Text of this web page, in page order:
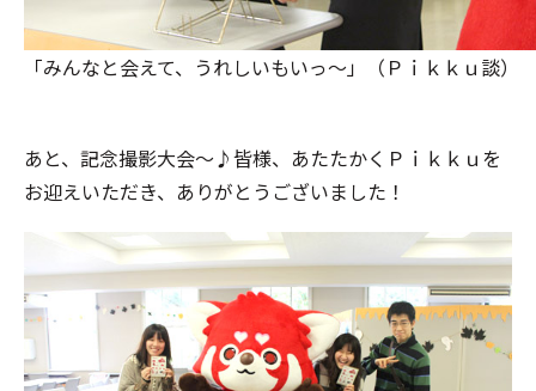
「みんなと会えて、うれしいもいっ～」（Ｐｉｋｋｕ談）
あと、記念撮影大会～♪皆様、あたたかくＰｉｋｋｕを
お迎えいただき、ありがとうございました！